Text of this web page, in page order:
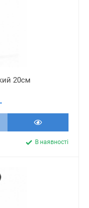
20см
В наявності